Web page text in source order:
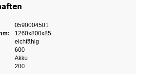
0590004501
1260x800x85
eichfähig
600
Akku
200